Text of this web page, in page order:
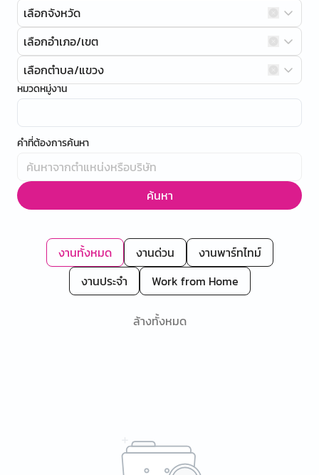
เลือกจังหวัด
เลือกอำเภอ/เขต
เลือกตำบล/แขวง
หมวดหมู่งาน
คำที่ต้องการค้นหา
ค้นหา
งานทั้งหมด งานด่วน
งานพาร์ทไทม์
งานประจำ
Work from Home
ล้างทั้งหมด